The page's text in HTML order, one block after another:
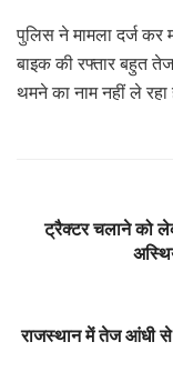
पुलिस ने मामला दर्ज कर
बाइक की रफ्तार बहुत
थमने का नाम नहीं ले
ट्रैक्टर चलाने को
राजस्थान में तेज आंधी से